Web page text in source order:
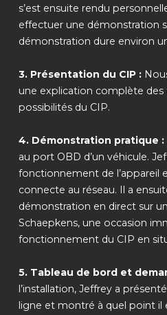
s’est ensuite rendu
effectuer une démonstration
démonstration dure environ
3. Présentation du CIP :
une explication complète
possibilités du CIP.
4. Démonstration pratique :
au port OBD d’un véhicule.
fonctionnement de l’appareil
connecte au réseau. Il a
démonstration en direct sur
Schaepkens, une occasion
fonctionnement du CIP en
5. Tableau de bord et
l’installation, Jeffrey a
ligne et montré à quel point il